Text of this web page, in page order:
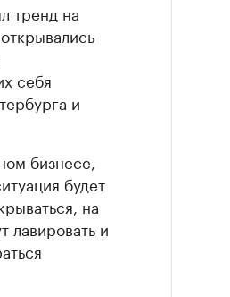
тренд на
себя
и
бизнесе,
будет
на
лавировать и